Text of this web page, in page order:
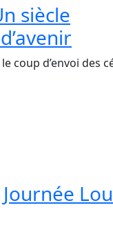
siècle
le coup d’envoi des